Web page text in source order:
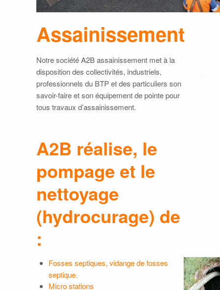
Assainissement
Notre société A2B assainissement met à la
disposition des collectivités, industriels,
professionnels du BTP et des particuliers son
savoir-faire et son équipement de pointe pour
tous travaux d’assainissement.
A2B réalise, le
pompage et le
nettoyage
(hydrocurage) de
:
Fosses septiques, vidange de fosses
septique.
Micro stations